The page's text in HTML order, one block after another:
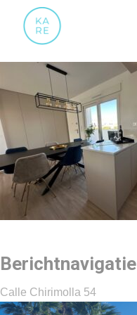
KEUKEN.2
Berichtnavigatie
Calle Chirimolla 54